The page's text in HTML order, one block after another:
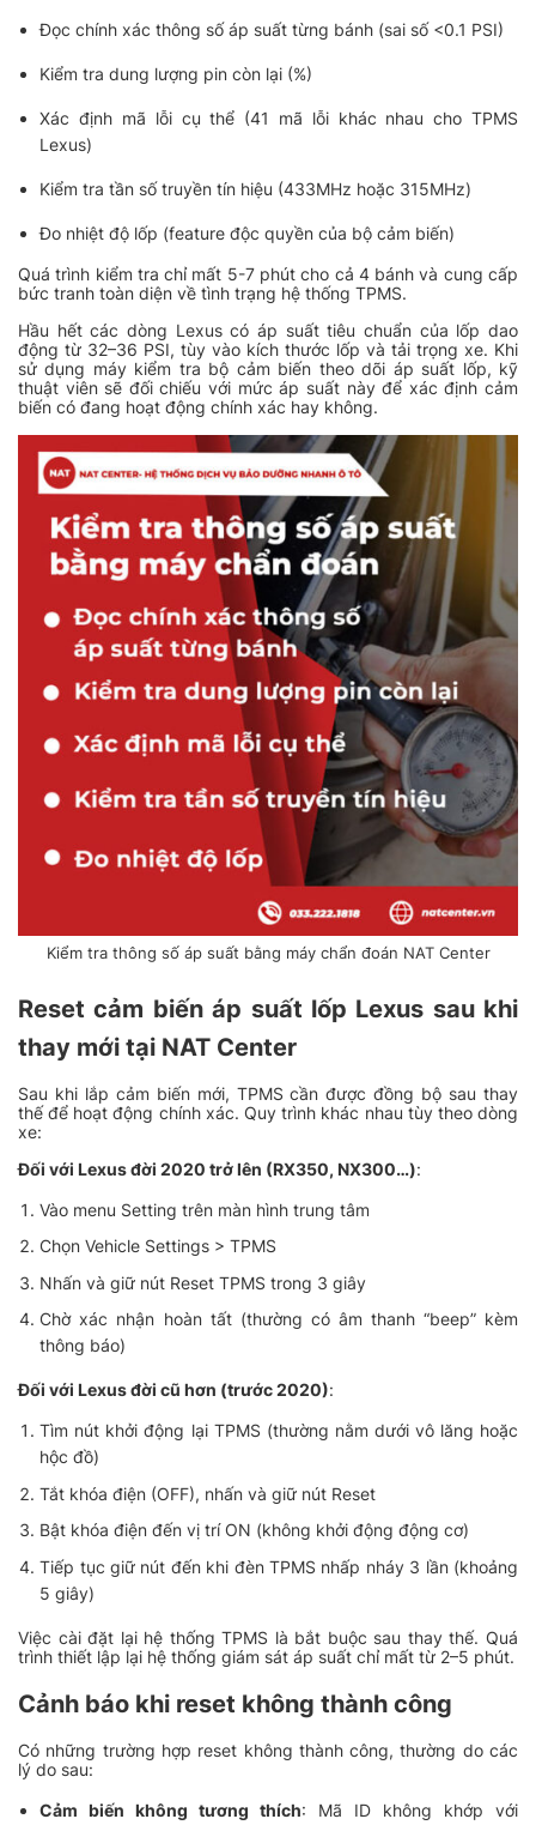
Đọc chính xác thông số áp suất từng bánh (sai số <0.1 PSI)
Kiểm tra dung lượng pin còn lại (%)
Xác định mã lỗi cụ thể (41 mã lỗi khác nhau cho TPMS
Lexus)
Kiểm tra tần số truyền tín hiệu (433MHz hoặc 315MHz)
Đo nhiệt độ lốp (feature độc quyền của bộ cảm biến)
Quá trình kiểm tra chỉ mất 5-7 phút cho cả 4 bánh và cung cấp
bức tranh toàn diện về tình trạng hệ thống TPMS.
Hầu hết các dòng Lexus có áp suất tiêu chuẩn của lốp dao
động từ 32–36 PSI, tùy vào kích thước lốp và tải trọng xe. Khi
sử dụng máy kiểm tra bộ cảm biến theo dõi áp suất lốp, kỹ
thuật viên sẽ đối chiếu với mức áp suất này để xác định cảm
biến có đang hoạt động chính xác hay không.
Kiểm tra thông số áp suất bằng máy chẩn đoán NAT Center
Reset cảm biến áp suất lốp Lexus sau khi
thay mới tại NAT Center
Sau khi lắp cảm biến mới, TPMS cần được đồng bộ sau thay
thế để hoạt động chính xác. Quy trình khác nhau tùy theo dòng
xe:
Đối với Lexus đời 2020 trở lên (RX350, NX300…):
Vào menu Setting trên màn hình trung tâm
Chọn Vehicle Settings > TPMS
Nhấn và giữ nút Reset TPMS trong 3 giây
Chờ xác nhận hoàn tất (thường có âm thanh “beep” kèm
thông báo)
Đối với Lexus đời cũ hơn (trước 2020):
Tìm nút khởi động lại TPMS (thường nằm dưới vô lăng hoặc
hộc đồ)
Tắt khóa điện (OFF), nhấn và giữ nút Reset
Bật khóa điện đến vị trí ON (không khởi động động cơ)
Tiếp tục giữ nút đến khi đèn TPMS nhấp nháy 3 lần (khoảng
5 giây)
Việc cài đặt lại hệ thống TPMS là bắt buộc sau thay thế. Quá
trình thiết lập lại hệ thống giám sát áp suất chỉ mất từ 2–5 phút.
Cảnh báo khi reset không thành công
Có những trường hợp reset không thành công, thường do các
lý do sau:
Cảm biến không tương thích: Mã ID không khớp với